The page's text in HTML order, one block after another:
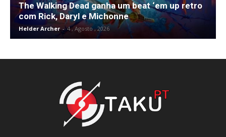
The Walking Dead ganha um beat ‘em up retro
com Rick, Daryl e Michonne
Helder Archer - 4 , Agosto , 2026